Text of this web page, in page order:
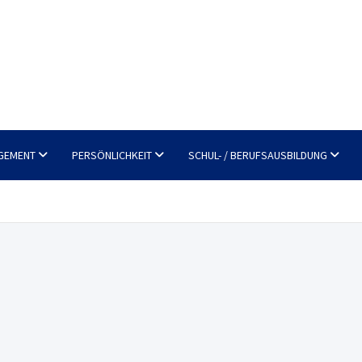
PERSÖNLICHKEIT SCHUL- / BERUFSAUSBILDUNG